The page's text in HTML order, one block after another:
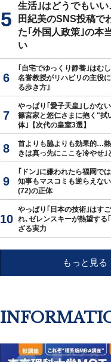
生活｣はどうでもい
田紀美のSNS投稿で
た｢外国人政策｣の本
い
｢自宅でゆっくり静養｣はむ
名誉教授がリハビリの主役
る歩き方｣
やっぱり｢愛子天皇｣しかな
篠宮家と悠仁さまに抱く"拭
体｣【次代の皇室3選】
首よりも脇よりも効果的…
きは真っ先にここを冷やせ｣
｢ドン｣に嫌われたら福岡で
知事もマスコミも逆らえな
(72)の正体
やっぱり｢日本の技術｣はす
れ､ゼレンスキーが熱望する
ざる実力
もっと見る